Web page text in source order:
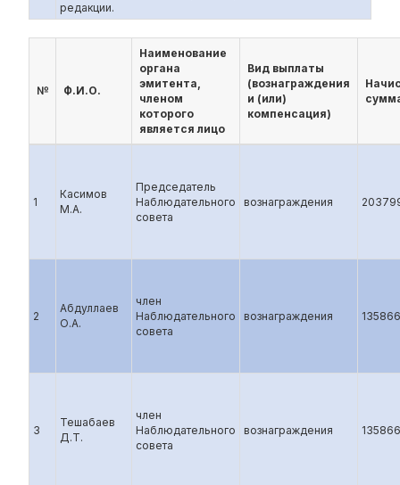
редакции.
№ Ф.И.О.
Наименование
органа
эмитента,
членом
которого
является лицо
Вид выплаты
(вознаграждения
и (или)
компенсация)
1
Касимов
М.А.
Председатель
Наблюдательного
совета
вознаграждения
2
Абдуллаев
О.А.
член
Наблюдательного
совета
вознаграждения
3
Тешабаев
Д.Т.
член
Наблюдательного
совета
вознаграждения